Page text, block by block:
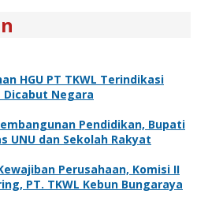
HGU PT TKWL Terindikasi
Negara
Pendidikan, Bupati
UNU dan Sekolah Rakyat
Perusahaan, Komisi II
PT. TKWL Kebun Bungaraya